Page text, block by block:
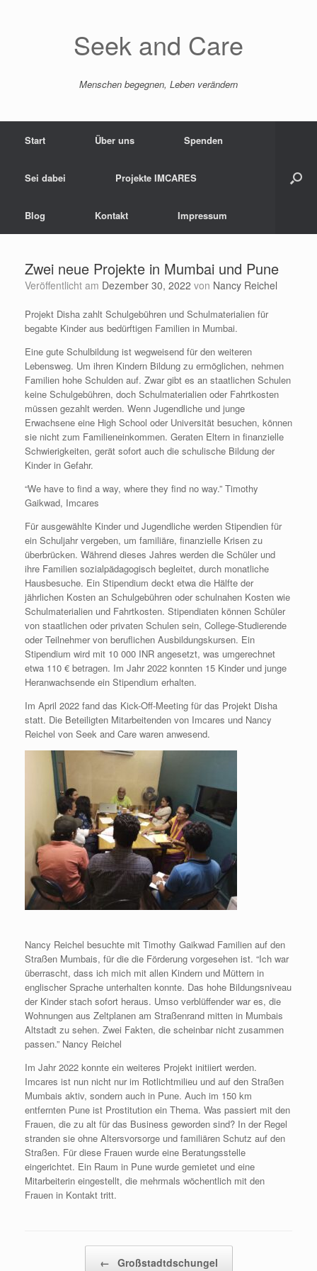
Seek and Care
Menschen begegnen, Leben verändern
Start Über uns Spenden
Sei dabei Projekte IMCARES
Blog Kontakt Impressum
Zwei neue Projekte in Mumbai und Pune
Veröffentlicht am Dezember 30, 2022 von Nancy Reichel
Projekt Disha zahlt Schulgebühren und Schulmaterialien für
begabte Kinder aus bedürftigen Familien in Mumbai.
Eine gute Schulbildung ist wegweisend für den weiteren
Lebensweg. Um ihren Kindern Bildung zu ermöglichen, nehmen
Familien hohe Schulden auf. Zwar gibt es an staatlichen Schulen
keine Schulgebühren, doch Schulmaterialien oder Fahrtkosten
müssen gezahlt werden. Wenn Jugendliche und junge
Erwachsene eine High School oder Universität besuchen, können
sie nicht zum Familieneinkommen. Geraten Eltern in finanzielle
Schwierigkeiten, gerät sofort auch die schulische Bildung der
Kinder in Gefahr.
“We have to find a way, where they find no way.” Timothy
Gaikwad, Imcares
Für ausgewählte Kinder und Jugendliche werden Stipendien für
ein Schuljahr vergeben, um familiäre, finanzielle Krisen zu
überbrücken. Während dieses Jahres werden die Schüler und
ihre Familien sozialpädagogisch begleitet, durch monatliche
Hausbesuche. Ein Stipendium deckt etwa die Hälfte der
jährlichen Kosten an Schulgebühren oder schulnahen Kosten wie
Schulmaterialien und Fahrtkosten. Stipendiaten können Schüler
von staatlichen oder privaten Schulen sein, College-Studierende
oder Teilnehmer von beruflichen Ausbildungskursen. Ein
Stipendium wird mit 10 000 INR angesetzt, was umgerechnet
etwa 110 € betragen. Im Jahr 2022 konnten 15 Kinder und junge
Heranwachsende ein Stipendium erhalten.
Im April 2022 fand das Kick-Off-Meeting für das Projekt Disha
statt. Die Beteiligten Mitarbeitenden von Imcares und Nancy
Reichel von Seek and Care waren anwesend.
Nancy Reichel besuchte mit Timothy Gaikwad Familien auf den
Straßen Mumbais, für die die Förderung vorgesehen ist. “Ich war
überrascht, dass ich mich mit allen Kindern und Müttern in
englischer Sprache unterhalten konnte. Das hohe Bildungsniveau
der Kinder stach sofort heraus. Umso verblüffender war es, die
Wohnungen aus Zeltplanen am Straßenrand mitten in Mumbais
Altstadt zu sehen. Zwei Fakten, die scheinbar nicht zusammen
passen.” Nancy Reichel
Im Jahr 2022 konnte ein weiteres Projekt initiiert werden.
Imcares ist nun nicht nur im Rotlichtmilieu und auf den Straßen
Mumbais aktiv, sondern auch in Pune. Auch im 150 km
entfernten Pune ist Prostitution ein Thema. Was passiert mit den
Frauen, die zu alt für das Business geworden sind? In der Regel
stranden sie ohne Altersvorsorge und familiären Schutz auf den
Straßen. Für diese Frauen wurde eine Beratungsstelle
eingerichtet. Ein Raum in Pune wurde gemietet und eine
Mitarbeiterin eingestellt, die mehrmals wöchentlich mit den
Frauen in Kontakt tritt.
← Großstadtdschungel